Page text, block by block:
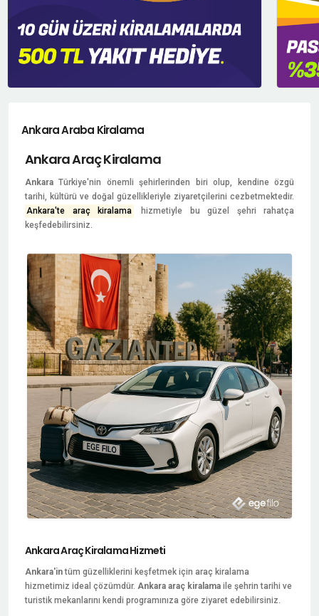
Ankara Araba Kiralama
Ankara Araç Kiralama
Ankara Türkiye'nin önemli şehirlerinden biri olup, kendine özgü
tarihi, kültürü ve doğal güzellikleriyle ziyaretçilerini cezbetmektedir.
Ankara'te araç kiralama
hizmetiyle bu güzel şehri rahatça
keşfedebilirsiniz.
Ankara Araç Kiralama Hizmeti
Ankara'intüm güzelliklerini keşfetmek için araç kiralama
hizmetimiz ideal çözümdür. Ankara araç kiralama ile şehrin tarihi ve
turistik mekanlarını kendi programınıza göre ziyaret edebilirsiniz.